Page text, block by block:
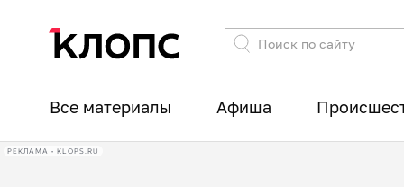
Все материалы Афиша
РЕКЛАМА • KLOPS.RU